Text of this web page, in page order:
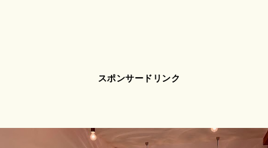
スポンサードリンク